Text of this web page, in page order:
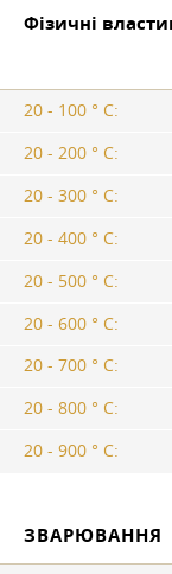
Фізичні
20 - 100 ° С:
20 - 200 ° С:
20 - 300 ° С:
20 - 400 ° С:
20 - 500 ° С:
20 - 600 ° С:
20 - 700 ° С:
20 - 800 ° С:
20 - 900 ° С:
ЗВАРЮВАННЯ